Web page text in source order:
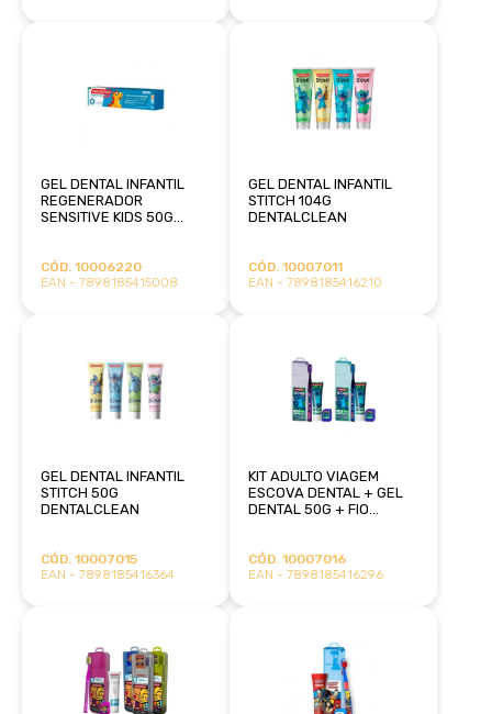
GEL DENTAL INFANTIL
REGENERADOR
SENSITIVE KIDS 50G
CÓD. 10006220
EAN - 7898185415008
GEL DENTAL INFANTIL
STITCH 104G
DENTALCLEAN
CÓD. 10007011
EAN - 7898185416210
GEL DENTAL INFANTIL
STITCH 50G
DENTALCLEAN
CÓD. 10007015
EAN - 7898185416364
KIT ADULTO VIAGEM
ESCOVA DENTAL + GEL
DENTAL 50G + FIO
CÓD. 10007016
EAN - 7898185416296